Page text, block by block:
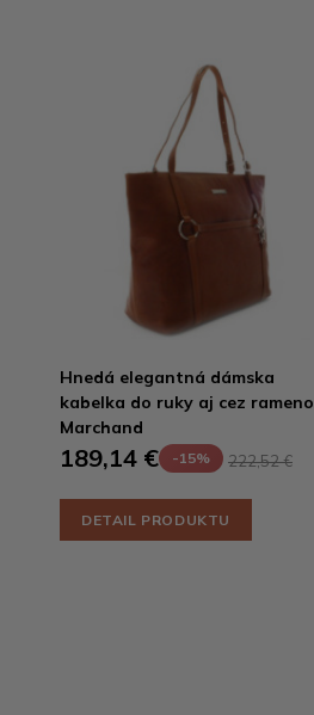
Hnedá elegantná dámska
kabelka do ruky aj cez rameno
Marchand
189,14 € -15% 222,52 €
DETAIL PRODUKTU